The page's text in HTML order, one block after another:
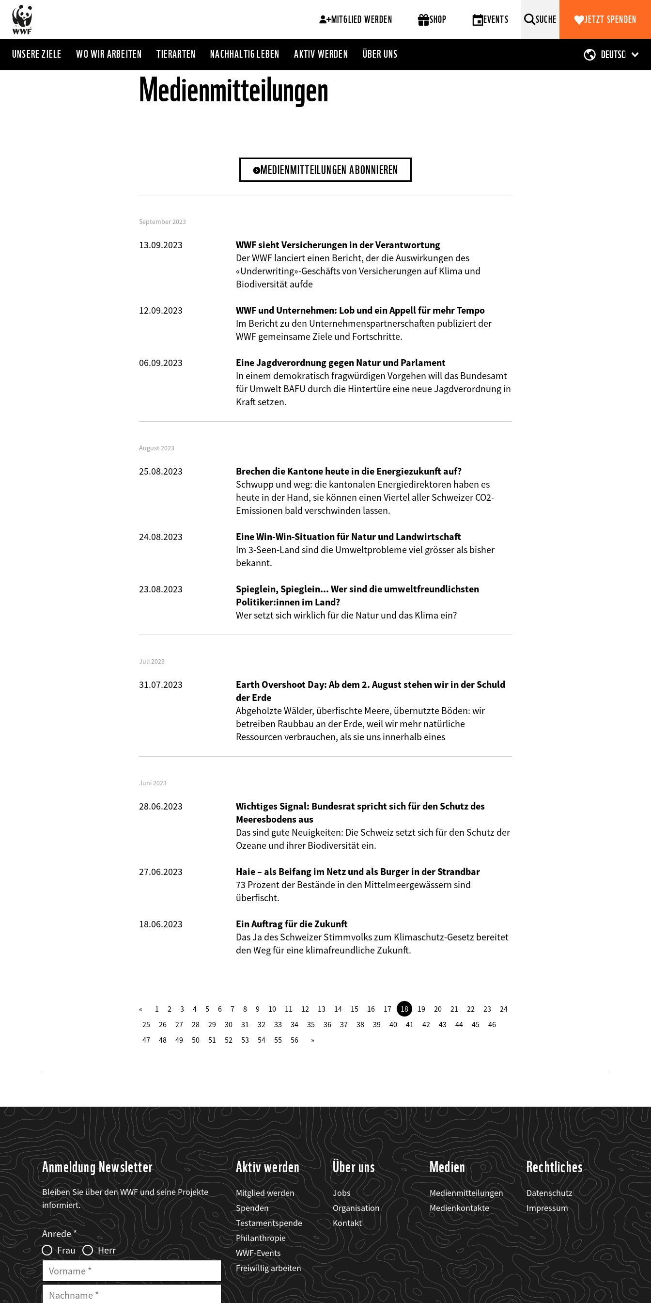
Direkt
zum
Inhalt
MITGLIED WERDEN SHOP EVENTS SUCHE JETZT SPENDEN
UNSERE ZIELE WO WIR ARBEITEN TIERARTEN NACHHALTIG LEBEN AKTIV WERDEN ÜBER UNS
Medienmitteilungen
MEDIENMITTEILUNGEN ABONNIEREN
September 2023
13.09.2023
WWF sieht Versicherungen in der Verantwortung
Der WWF lanciert einen Bericht, der die Auswirkungen des
«Underwriting»-Geschäfts ­von Versicherungen auf Klima und
Biodiversität aufde
12.09.2023
WWF und Unternehmen: Lob und ein Appell für mehr Tempo
Im Bericht zu den Unternehmenspartnerschaften publiziert der
WWF gemeinsame Ziele und Fortschritte.
06.09.2023
Eine Jagdverordnung gegen Natur und Parlament
In einem demokratisch fragwürdigen Vorgehen will das Bundesamt
für Umwelt BAFU durch die Hintertüre eine neue Jagdverordnung in
Kraft setzen.
August 2023
25.08.2023
Brechen die Kantone heute in die Energiezukunft auf?
Schwupp und weg: die kantonalen Energiedirektoren haben es
heute in der Hand, sie können einen Viertel aller Schweizer CO2-
Emissionen bald verschwinden lassen.
24.08.2023
Eine Win-Win-Situation für Natur und Landwirtschaft
Im 3-Seen-Land sind die Umweltprobleme viel grösser als bisher
bekannt.
23.08.2023
Spieglein, Spieglein... Wer sind die umweltfreundlichsten
Politiker:innen im Land?
Wer setzt sich wirklich für die Natur und das Klima ein?
Juli 2023
31.07.2023
Earth Overshoot Day: Ab dem 2. August stehen wir in der Schuld
der Erde
Abgeholzte Wälder, überfischte Meere, übernutzte Böden: wir
betreiben Raubbau an der Erde, weil wir mehr natürliche
Ressourcen verbrauchen, als sie uns innerhalb eines
Juni 2023
28.06.2023
Wichtiges Signal: Bundesrat spricht sich für den Schutz des
Meeresbodens aus
Das sind gute Neuigkeiten: Die Schweiz setzt sich für den Schutz der
Ozeane und ihrer Biodiversität ein.
27.06.2023
Haie – als Beifang im Netz und als Burger in der Strandbar
73 Prozent der Bestände in den Mittelmeergewässern sind
überfischt.
18.06.2023
Ein Auftrag für die Zukunft
Das Ja des Schweizer Stimmvolks zum Klimaschutz-Gesetz bereitet
den Weg für eine klimafreundliche Zukunft.
1 2 3 4 5 6 7 8 9 10 11 12 13 14 15 16 17 18 19 20 21 22 23
24
25
26 27 28 29 30 31 32 33 34 35 36 37 38 39 40 41 42 43 44 45
46
47
48 49 50 51 52 53 54 55 56
Anmeldung Newsletter
Bleiben Sie über den WWF und seine Projekte
informiert.
Web2Case
Infofelder
Fieldset
anrede_name
Anrede
Frau
Herr
Vorname
Nachname
Aktiv werden
Mitglied werden
Spenden
Testamentspende
Philanthropie
WWF-Events
Freiwillig arbeiten
Über uns
Jobs
Organisation
Kontakt
Medien
Medienmitteilungen
Medienkontakte
Rechtliches
Datenschutz
Impressum